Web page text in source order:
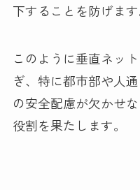
下することを防げます
このように垂直ネッ
ぎ、特に都市部や人
の安全配慮が欠かせ
役割を果たします。